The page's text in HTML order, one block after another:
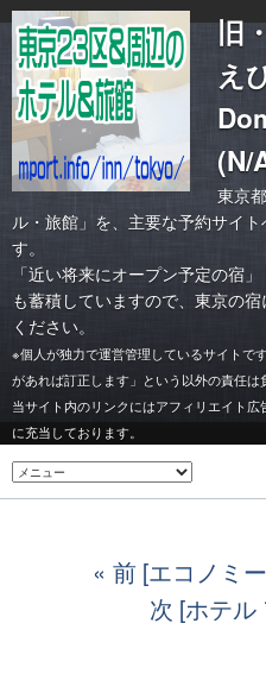
旧
え
(N/
東京
ル・旅館」を、主要な予約サイ
す。
「近い将来にオープン予定の宿
も蓄積していますので、東京の
ください。
※個人が独力で運営管理しているサイトで
があれば訂正します」という以外の責任は
当サイト内のリンクにはアフィリエイト
に充当しております。
前 [エコノミ
次 [ホテル